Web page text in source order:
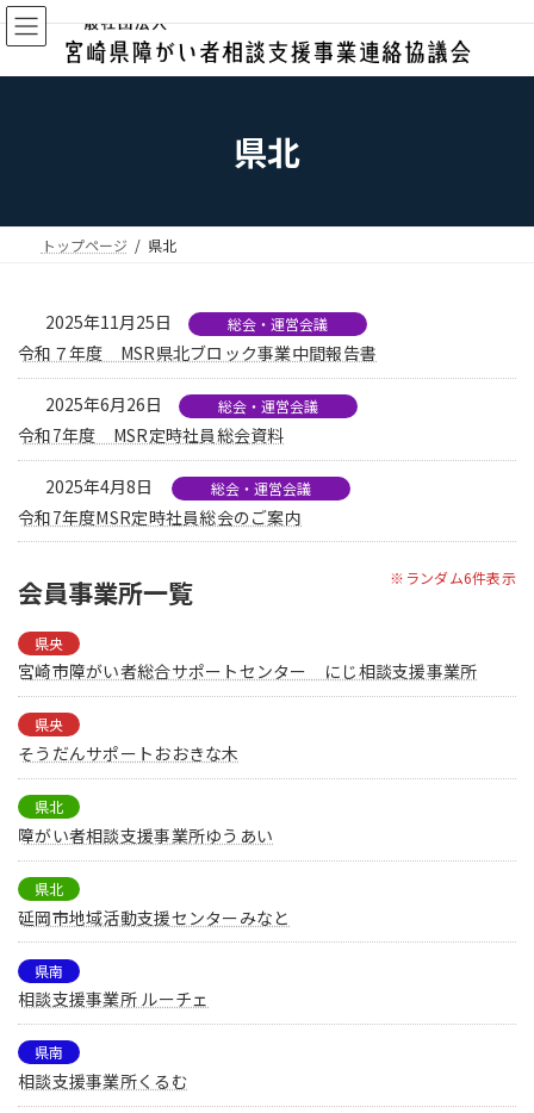
コ
ン
ン
プ
ナ
ビ
ー
動
県北
トップページ 県北
2025年11月25日 総会・運営会議
令和７年度 MSR県北ブロック事業中間報告書
2025年6月26日 総会・運営会議
令和7年度 MSR定時社員総会資料
2025年4月8日 総会・運営会議
令和7年度MSR定時社員総会のご案内
会員事業所一覧 ※ランダム6件表示
県央
宮崎市障がい者総合サポートセンター にじ相談支援事業所
県央
そうだんサポートおおきな木
県北
障がい者相談支援事業所ゆうあい
県北
延岡市地域活動支援センターみなと
県南
相談支援事業所 ルーチェ
県南
相談支援事業所くるむ